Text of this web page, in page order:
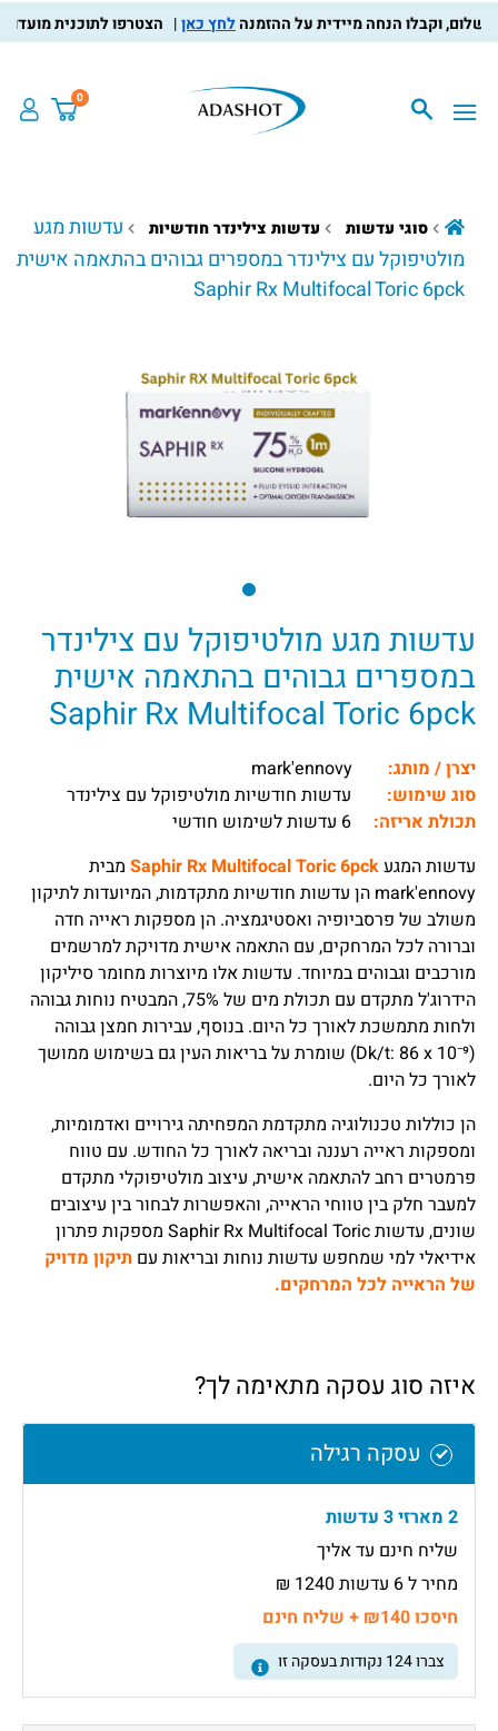
לחץ כאן הצטרפו לתוכנית מועדון
0
סוגי עדשות עדשות צילינדר חודשיות
עדשות מגע
מולטיפוקל עם צילינדר במספרים גבוהים בהתאמה אישית
Saphir Rx Multifocal Toric 6pck
עדשות מגע מולטיפוקל עם צילינדר
במספרים גבוהים בהתאמה אישית
Saphir Rx Multifocal Toric 6pck
יצרן / מותג:
סוג שימוש:
עדשות חודשיות מולטיפוקל עם צילינדר
תכולת אריזה:
עדשות המגעSaphir Rx Multifocal Toric 6pck מבית
mark'ennovy הן עדשות חודשיות מתקדמות, המיועדות לתיקון
משולב של פרסביופיה ואסטיגמציה. הן מספקות ראייה חדה
וברורה לכל המרחקים, עם התאמה אישית מדויקת למרשמים
מורכבים וגבוהים במיוחד. עדשות אלו מיוצרות מחומר סיליקון
הידרוג'ל מתקדם עם תכולת מים של 75%, המבטיח נוחות גבוהה
ולחות מתמשכת לאורך כל היום. בנוסף, עבירות חמצן גבוהה
(Dk/t: 86 x 10⁻⁹) שומרת על בריאות העין גם בשימוש ממושך
לאורך כל היום.
הן כוללות טכנולוגיה מתקדמת המפחיתה גירויים ואדמומיות,
ומספקות ראייה רעננה ובריאה לאורך כל החודש. עם טווח
פרמטרים רחב להתאמה אישית, עיצוב מולטיפוקלי מתקדם
למעבר חלק בין טווחי הראייה, והאפשרות לבחור בין עיצובים
שונים, עדשות Saphir Rx Multifocal Toric מספקות פתרון
אידיאלי למי שמחפש עדשות נוחות ובריאות עם תיקון מדויק
של הראייה לכל המרחקים.
איזה סוג עסקה מתאימה לך?
עסקה רגילה
2 מארזי 3 עדשות
שליח חינם עד אליך
מחיר ל 6 עדשות 1240 ₪
חיסכו ₪140 + שליח חינם
צברו124 נקודות בעסקה זו